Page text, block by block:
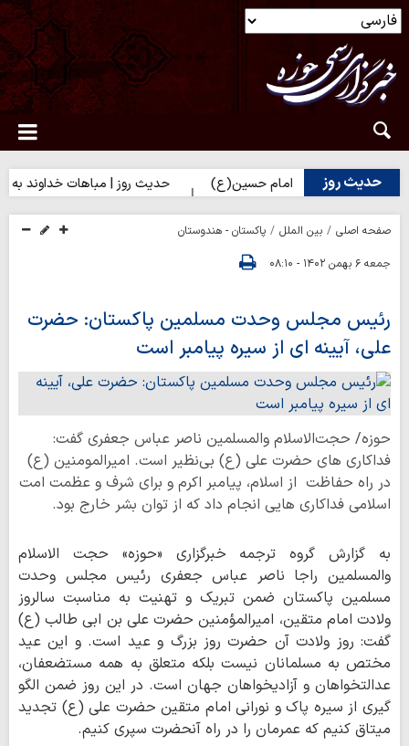
حدیث روز
برای زائران امام حسین(ع) حدیث روز | مباهات خداوند به زائر
صفحه اصلی بین الملل
پاکستان - هندوستان
جمعه ۶ بهمن ۱۴۰۲ - ۰۸:۱۰
رئیس مجلس وحدت مسلمین پاکستان: حضرت
علی، آیینه ای از سیره پیامبر است
حوزه/ حجت‌الاسلام والمسلمین ناصر عباس جعفری گفت:
فداکاری های حضرت علی (ع) بی‌نظیر است. امیرالمومنین (ع)
در راه حفاظت از اسلام، پیامبر اکرم و برای شرف و عظمت امت
اسلامی فداکاری هایی انجام داد که از توان بشر خارج بود.
به گزارش گروه ترجمه خبرگزاری «حوزه» حجت الاسلام
والمسلمین راجا ناصر عباس جعفری رئیس مجلس وحدت
مسلمین پاکستان ضمن تبریک و تهنیت به مناسبت سالروز
ولادت امام متقین، امیرالمؤمنین حضرت علی بن ابی طالب (ع)
گفت: روز ولادت آن حضرت روز بزرگ و عید است. و این عید
مختص به مسلمانان نیست بلکه متعلق به همه مستضعفان،
عدالتخواهان و آزادیخواهان جهان است. در این روز ضمن الگو
گیری از سیره پاک و نورانی امام متقین حضرت علی (ع) تجدید
میتاق کنیم که عمرمان را در راه آنحضرت سپری کنیم.